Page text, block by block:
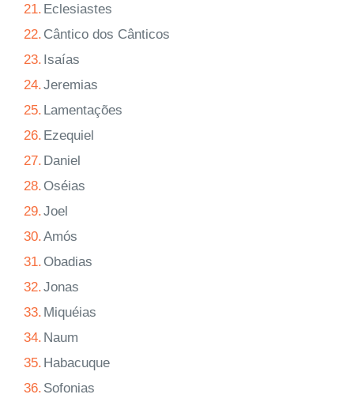
21. Eclesiastes
22. Cântico dos Cânticos
23. Isaías
24.Jeremias
25. Lamentações
26. Ezequiel
27. Daniel
28. Oséias
29.Joel
30.Amós
31. Obadias
32.Jonas
33. Miquéias
34. Naum
35. Habacuque
36. Sofonias